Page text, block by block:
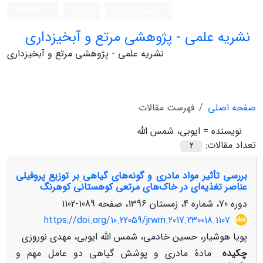
نشریه علمی - پژوهشی مرتع و آبخیزداری
نشریه علمی - پژوهشی مرتع و آبخیزداری
صفحه اصلی
فهرست مقالات
نویسنده = ایوبی، شمس الله
تعداد مقالات:
2
بررسی تأثیر مواد مادری و گونه‌های گیاهی بر توزیع پروفیلی
عناصر تغذیه‌ای در خاک‌های مرتعی کوهستانی کوهرنگ
دوره 70، شماره 4، زمستان 1396، صفحه
1089-1102
https://doi.org/10.22059/jrwm.2017.230018.1107
پویا هوشیار، حسین خادمی، شمس الله ایوبی، مهدی نوروزی
چکیده
مادۀ مادری و پوشش گیاهی دو عامل مهم و